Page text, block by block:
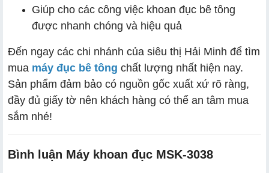
Giúp cho các công việc khoan đục bê tông
được nhanh chóng và hiệu quả
Đến ngay các chi nhánh của siêu thị Hải Minh để tìm
mua máy đục bê tông chất lượng nhất hiện nay.
Sản phẩm đảm bảo có nguồn gốc xuất xứ rõ ràng,
đầy đủ giấy tờ nên khách hàng có thể an tâm mua
sắm nhé!
Bình luận Máy khoan đục MSK-3038